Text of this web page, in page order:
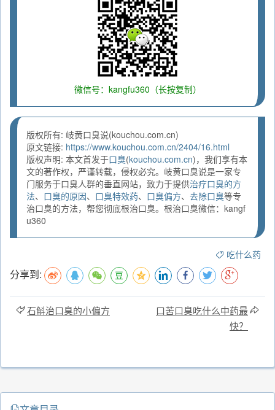
微信号：kangfu360（长按复制）
版权所有: 岐黄口臭说(kouchou.com.cn)
原文链接: https://www.kouchou.com.cn/2404/16.html
版权声明: 本文首发于口臭(kouchou.com.cn)，我们享有本
文的著作权，严谨转载，侵权必究。岐黄口臭说是一家专
门服务于口臭人群的垂直网站，致力于提供治疗口臭的方
法、 口臭的原因、 口臭特效药、 口臭偏方、 去除口臭等专
治口臭的方法，帮您彻底根治口臭。根治口臭微信：kangf
u360
吃什么药
分享到:
石斛治口臭的小偏方
口苦口臭吃什么中药最
快？